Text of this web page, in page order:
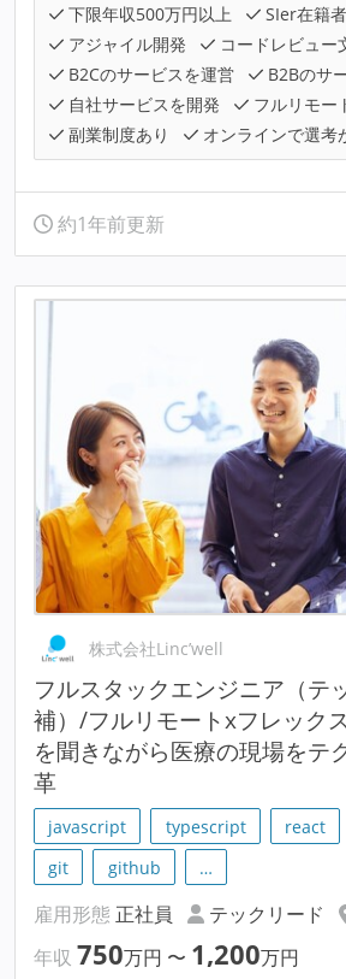
下限年収500万円以上
SIer在籍
アジャイル開発
コードレビュー
B2Cのサービスを運営
B2Bのサ
自社サービスを開発
フルリモー
副業制度あり
オンラインで選考
約1年前更新
株式会社Linc’well
フルスタックエンジニア（テ
補）/フルリモートxフレック
を聞きながら医療の現場をテ
革
javascript typescript react
git
github …
雇用形態 正社員 テックリード
年収 750万円 〜 1,200万円